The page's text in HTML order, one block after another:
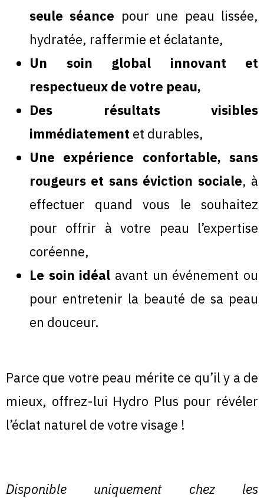
seule séance pour une peau lissée,
hydratée, raffermie et éclatante,
Un soin global innovant et
respectueux de votre peau,
Des résultats visibles
immédiatement et durables,
Une expérience confortable, sans
rougeurs et sans éviction sociale, à
effectuer quand vous le souhaitez
pour offrir à votre peau l’expertise
coréenne,
Le soin idéal avant un événement ou
pour entretenir la beauté de sa peau
en douceur.
Parce que votre peau mérite ce qu’il y a de
mieux, offrez-lui Hydro Plus pour révéler
l’éclat naturel de votre visage !
Disponible uniquement chez les